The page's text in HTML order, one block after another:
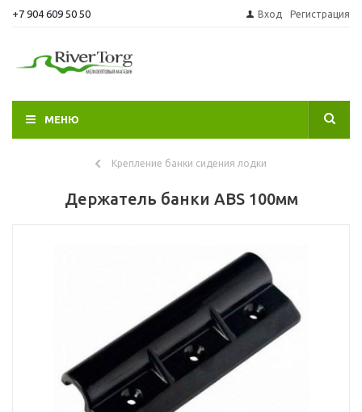
+7 904 609 50 50 Вход Регистрация
МЕНЮ
Крепление банки сидения лодки
Держатель банки ABS 100мм